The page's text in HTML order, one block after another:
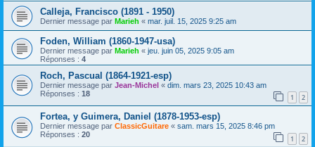
Calleja, Francisco (1891 - 1950)
Dernier message par Marieh « mar. juil. 15, 2025 9:25 am
Foden, William (1860-1947-usa)
Dernier message par Marieh « jeu. juin 05, 2025 9:05 am
Réponses : 4
Roch, Pascual (1864-1921-esp)
Dernier message par Jean-Michel « dim. mars 23, 2025 10:43 am
Réponses : 18 1 2
Fortea, y Guimera, Daniel (1878-1953-esp)
Dernier message par ClassicGuitare « sam. mars 15, 2025 8:46 pm
Réponses : 20 1 2